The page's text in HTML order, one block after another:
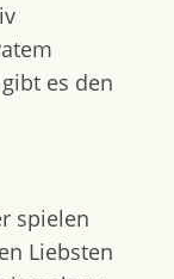
es den
spielen
Liebsten